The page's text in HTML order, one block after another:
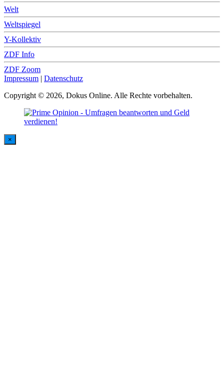
Welt
Weltspiegel
Y-Kollektiv
ZDF Info
ZDF Zoom
Impressum | Datenschutz
Copyright © 2026, Dokus Online. Alle Rechte vorbehalten.
×